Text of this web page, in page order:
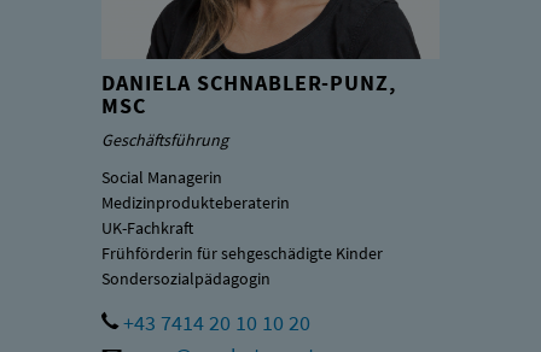
DANIELA SCHNABLER-PUNZ,
MSC
Geschäftsführung
Social Managerin
Medizinprodukteberaterin
UK-Fachkraft
Frühförderin für sehgeschädigte Kinder
Sondersozialpädagogin
+43 7414 20 10 10 20